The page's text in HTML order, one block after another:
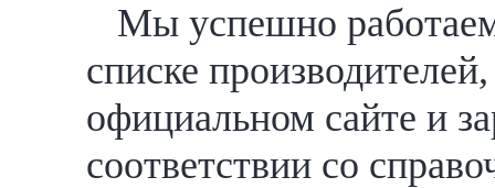
Мы успешно
списке
официальном сайте и
соответствии со